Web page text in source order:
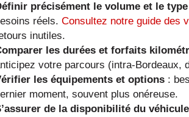
précisément le volume et le
réels. Consultez notre guide des
inutiles.
les durées et forfaits
votre parcours (intra-Bordeaux,
les équipements et options :
moment, souvent plus onéreuse.
de la disponibilité du